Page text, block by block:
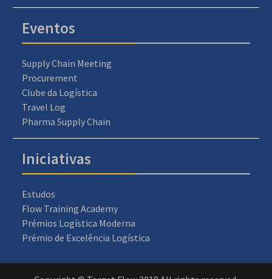
Eventos
Supply Chain Meeting
Procurement
Clube da Logística
Travel Log
Pharma Supply Chain
Iniciativas
Estudos
Flow Training Academy
Prémios Logística Moderna
Prémio de Excelência Logística